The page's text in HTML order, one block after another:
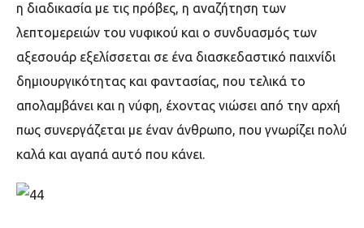
η διαδικασία με τις πρόβες, η αναζήτηση των
λεπτομερειών του νυφικού και ο συνδυασμός των
αξεσουάρ εξελίσσεται σε ένα διασκεδαστικό παιχνίδι
δημιουργικότητας και φαντασίας, που τελικά το
απολαμβάνει και η νύφη, έχοντας νιώσει από την αρχή
πως συνεργάζεται με έναν άνθρωπο, που γνωρίζει πολύ
καλά και αγαπά αυτό που κάνει.